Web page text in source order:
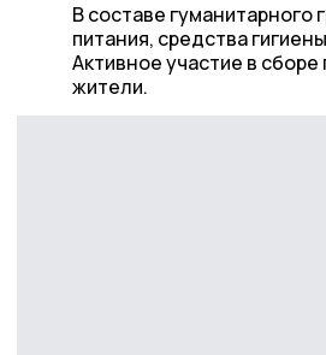
В составе гуманитарного
питания, средства
Активное участие в
жители.